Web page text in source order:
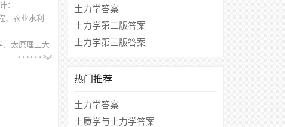
：
、农业水利
、太原理工大
土力学答案
土力学第二版答案
土力学第三版答案
热门推荐
土力学答案
土质学与土力学答案